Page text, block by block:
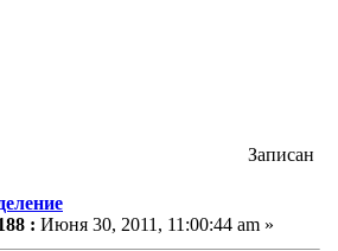
Записан
: Июня 30, 2011, 11:00:44 am »